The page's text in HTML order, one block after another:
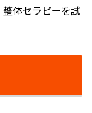
体セラピーを試